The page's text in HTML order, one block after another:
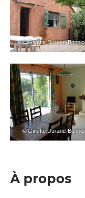
– © Ginette Durand-Bonniol
– © Ginette Durand-Bonniol
À propos